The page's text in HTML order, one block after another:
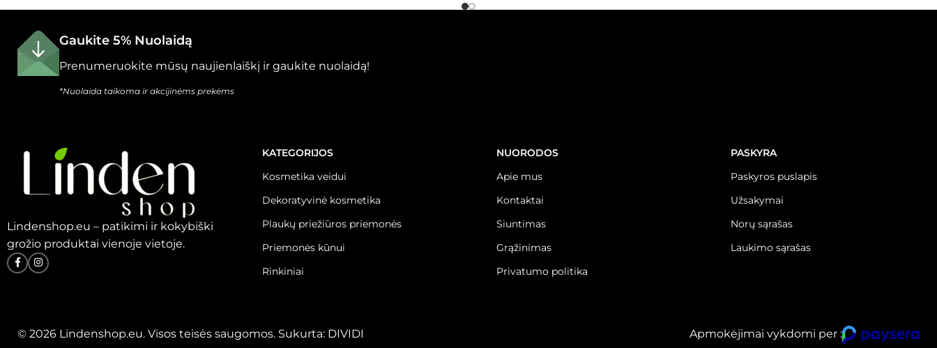
Gaukite 5% Nuolaidą
Prenumeruokite mūsų naujienlaiškį ir gaukite nuolaidą!
*Nuolaida taikoma ir akcijinėms prekėms
Lindenshop.eu – patikimi ir kokybiški
grožio produktai vienoje vietoje.
KATEGORIJOS
Kosmetika veidui
Dekoratyvinė kosmetika
Plaukų priežiūros priemonės
Priemonės kūnui
Rinkiniai
NUORODOS
Apie mus
Kontaktai
Siuntimas
Grąžinimas
Privatumo politika
PASKYRA
Paskyros puslapis
Užsakymai
Norų sąrašas
Laukimo sąrašas
© 2026 Lindenshop.eu. Visos teisės saugomos. Sukurta: DIVIDI Apmokėjimai vykdomi per :